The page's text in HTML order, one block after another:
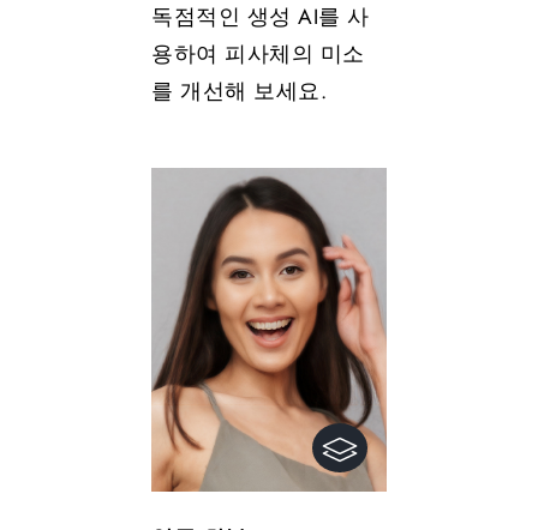
독점적인 생성 AI를 사
용하여 피사체의 미소
를 개선해 보세요.